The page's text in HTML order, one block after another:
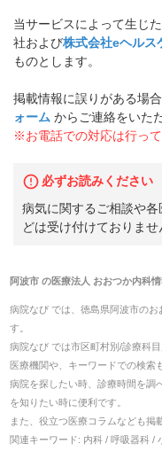
当サービスによって生じ
社および株式会社eヘルス
ものとします。
掲載情報に誤りがある場
ォーム からご連絡をいた
※お電話での対応は行っ
必ずお読みください
病気に関するご相談や
どは受け付けておりませ
阿波市の医療法人 おおつか内科
病院なび では、 徳島県 阿波市のお
す。
病院なび では市区町村別/診療科
医療機関や、キーワードでの検索
病院を探したい時、診療時間を調
を知りたい時に便利です。
また、役立つ医療コラムなども掲
関連キーワード: 内科 / 呼吸器科 /